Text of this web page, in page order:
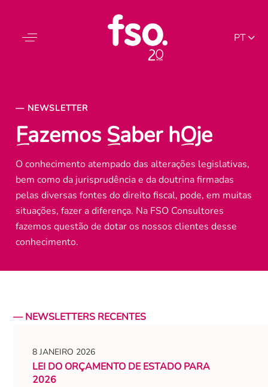
PT
FR
— NEWSLETTER
Fazemos Saber hOje
O conhecimento atempado das alterações legislativas,
bem como da jurisprudência e da doutrina firmadas
pelas diversas fontes do direito fiscal, pode, em muitas
situações, fazer a diferença. Na FSO Consultores
fazemos questão de dotar os nossos clientes desse
conhecimento.
— NEWSLETTERS RECENTES
8 JANEIRO 2026
LEI DO ORÇAMENTO DE ESTADO PARA
2026